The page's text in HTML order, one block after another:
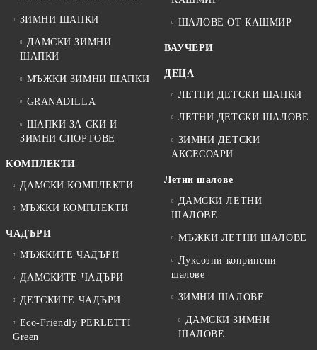
ЗИМНИ ШАПКИ
ДАМСКИ ЗИМНИ
ШАПКИ
МЪЖКИ ЗИМНИ ШАПКИ
GRANADILLA
ШАПКИ ЗА СКИ И
ЗИМНИ СПОРТОВЕ
КОМПЛЕКТИ
ДАМСКИ КОМПЛЕКТИ
МЪЖКИ КОМПЛЕКТИ
ЧАДЪРИ
МЪЖКИТЕ ЧАДЪРИ
ДАМСКИТЕ ЧАДЪРИ
ДЕТСКИТЕ ЧАДЪРИ
Eco-Friendly PERLETTI
Green
ШАЛОВЕ ОТ КАШМИР
ВАУЧЕРИ
ДЕЦА
ЛЕТНИ ДЕТСКИ ШАПКИ
ЛЕТНИ ДЕТСКИ ШАЛОВЕ
ЗИМНИ ДЕТСКИ
АКСЕСОАРИ
Летни шалове
ДАМСКИ ЛЕТНИ
ШАЛОВЕ
МЪЖКИ ЛЕТНИ ШАЛОВЕ
Луксозни копринени
шалове
ЗИМНИ ШАЛОВЕ
ДАМСКИ ЗИМНИ
ШАЛОВЕ